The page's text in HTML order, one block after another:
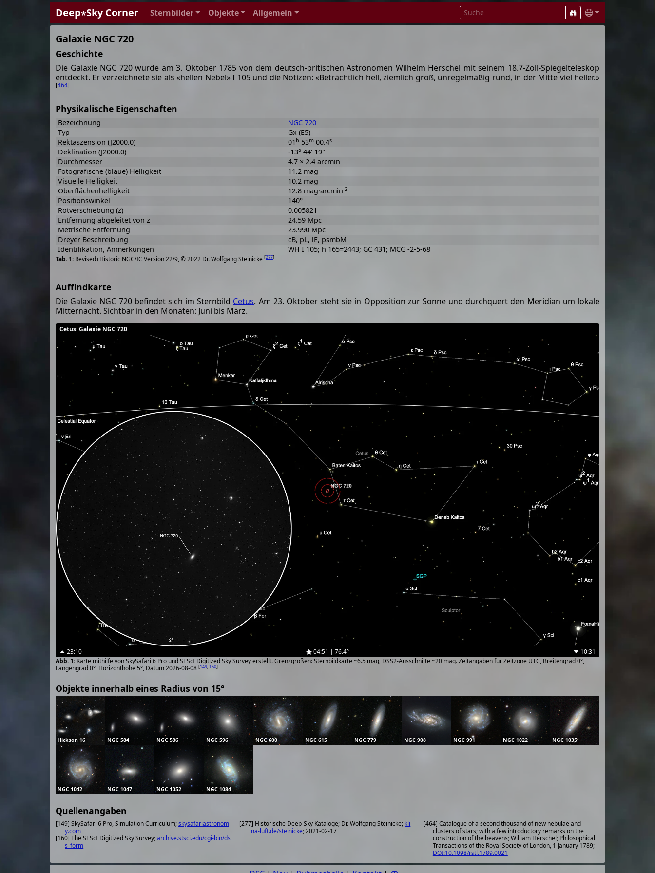
Deep⋆Sky Corner Sternbilder Objekte Allgemein
Galaxie NGC 720
Geschichte
Die Galaxie NGC 720 wurde am 3. Oktober 1785 von dem deutsch-britischen Astronomen Wilhelm Herschel mit seinem 18.7-Zoll-Spiegelteleskop
entdeckt. Er verzeichnete sie als «hellen Nebel» I 105 und die Notizen: «Beträchtlich hell, ziemlich groß, unregelmäßig rund, in der Mitte viel heller.»
[464]
Physikalische Eigenschaften
Revised+Historic NGC/IC Version 22/9, © 2022 Dr. Wolfgang Steinicke [277]
Bezeichnung
NGC 720
Typ
Gx (E5)
Rektaszension (J2000.0)
01 h 53m00.4s
Deklination (J2000.0)
-13° 44' 19"
Durchmesser
4.7 × 2.4 arcmin
Fotografische (blaue) Helligkeit
11.2 mag
Visuelle Helligkeit
10.2 mag
Oberflächenhelligkeit
12.8 mag·arcmin-2
Positionswinkel
140°
Rotverschiebung (z)
0.005821
Entfernung abgeleitet von z
24.59 Mpc
Metrische Entfernung
23.990 Mpc
Dreyer Beschreibung
cB, pL, lE, psmbM
Identifikation, Anmerkungen
WH I 105; h 165=2443; GC 431; MCG -2-5-68
Auffindkarte
Die Galaxie NGC 720 befindet sich im Sternbild Cetus. Am 23. Oktober steht sie in Opposition zur Sonne und durchquert den Meridian um lokale
Mitternacht. Sichtbar in den Monaten: Juni bis März.
Cetus: Galaxie NGC 720
23:10 04:51 | 76.4°
10:31
Karte mithilfe von SkySafari 6 Pro und STScI Digitized Sky Survey erstellt. Grenzgrößen: Sternbildkarte ~6.5 mag, DSS2-Ausschnitte ~20 mag. Zeitangaben für Zeitzone UTC, Breitengrad 0°,
Längengrad 0°, Horizonthöhe 5°, Datum 2026-08-08 [149 160]
Objekte innerhalb eines Radius von 15°
Hickson 16 NGC 584 NGC 586 NGC 596 NGC 600 NGC 615 NGC 779 NGC 908 NGC 991 NGC 1022 NGC 1035
NGC 1042 NGC 1047 NGC 1052 NGC 1084
Quellenangaben
[149] SkySafari 6 Pro, Simulation Curriculum;skysafariastronom
y.com
[160] The STScI Digitized Sky Survey;archive.stsci.edu/cgi-bin/ds
s_form
[277] Historische Deep-Sky Kataloge; Dr. Wolfgang Steinicke; kli
ma-luft.de/steinicke; 2021-02-17
[464] Catalogue of a second thousand of new nebulae and
clusters of stars; with a few introductory remarks on the
construction of the heavens; William Herschel; Philosophical
Transactions of the Royal Society of London, 1 January 1789;
DOI:10.1098/rstl.1789.0021